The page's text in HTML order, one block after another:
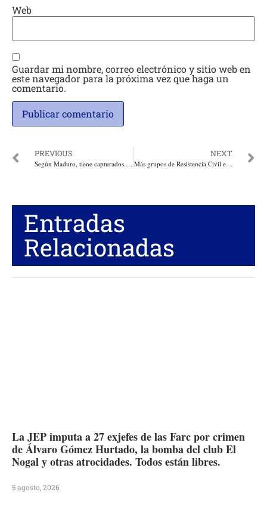
Web
Guardar mi nombre, correo electrónico y sitio web en
este navegador para la próxima vez que haga un
comentario.
PREVIOUS
Según Maduro, tiene capturados. Asegura que en Colombia y Miami se pagó la operación en Fuerte Paramacay
NEXT
Más grupos de Resistencia Civil en apoyo a jóvenes que luchan por libertad plena. Protestas hoy en Venezuela
Entradas
Relacionadas
La JEP imputa a 27 exjefes de las Farc por crimen
de Álvaro Gómez Hurtado, la bomba del club El
Nogal y otras atrocidades. Todos están libres.
5 agosto, 2026